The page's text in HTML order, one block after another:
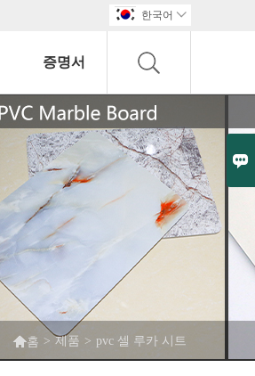

한국어 
증명서
홈 > 제품 > pvc 셀 루카 시트